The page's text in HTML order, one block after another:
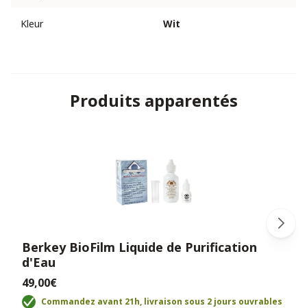
Kleur Wit
Produits apparentés
Berkey BioFilm Liquide de Purification
d'Eau
49,00€
Commandez avant 21h, livraison sous 2 jours ouvrables